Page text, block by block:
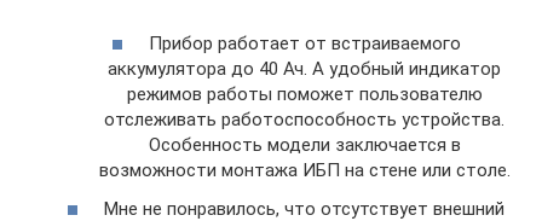
Прибор работает от встраиваемого
аккумулятора до 40 Ач. А удобный индикатор
режимов работы поможет пользователю
отслеживать работоспособность устройства.
Особенность модели заключается в
возможности монтажа ИБП на стене или столе.
Мне не понравилось, что отсутствует внешний